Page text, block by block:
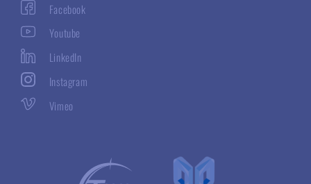
Facebook
Youtube
LinkedIn
Instagram
Vimeo